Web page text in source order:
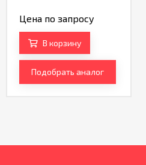
Цена по запросу
В корзину
Подобрать аналог